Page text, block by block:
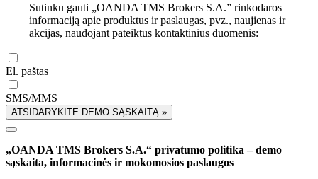
Sutinku gauti „OANDA TMS Brokers S.A.” rinkodaros
informaciją apie produktus ir paslaugas, pvz., naujienas ir
akcijas, naudojant pateiktus kontaktinius duomenis:
El. paštas
SMS/MMS
ATSIDARYKITE DEMO SĄSKAITĄ »
„OANDA TMS Brokers S.A.“ privatumo politika – demo
sąskaita, informacinės ir mokomosios paslaugos